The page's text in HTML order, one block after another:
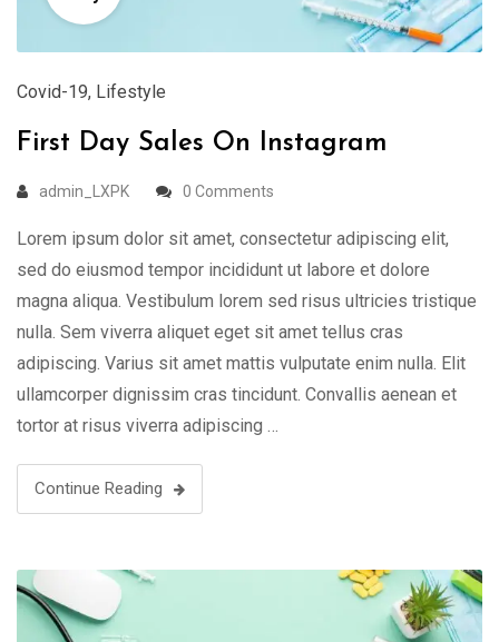
Covid-19, Lifestyle
First Day Sales On Instagram
admin_LXPK 0 Comments
Lorem ipsum dolor sit amet, consectetur adipiscing elit,
sed do eiusmod tempor incididunt ut labore et dolore
magna aliqua. Vestibulum lorem sed risus ultricies tristique
nulla. Sem viverra aliquet eget sit amet tellus cras
adipiscing. Varius sit amet mattis vulputate enim nulla. Elit
ullamcorper dignissim cras tincidunt. Convallis aenean et
tortor at risus viverra adipiscing …
Continue Reading